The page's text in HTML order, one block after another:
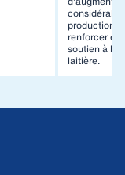
production
renforcer
soutien à
laitière.